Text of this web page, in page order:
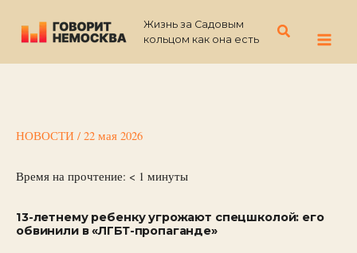
содержимому
Жизнь за Садовым
кольцом как она есть
Поиск
НОВОСТИ / 22 мая 2026
Время на прочтение: < 1 минуты
13-летнему ребенку угрожают спецшколой: его
обвинили в «ЛГБТ-пропаганде»